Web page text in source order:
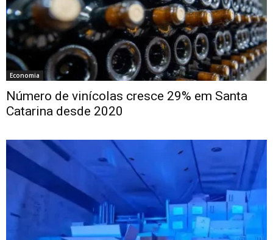
Economia
Número de vinícolas cresce 29% em Santa
Catarina desde 2020